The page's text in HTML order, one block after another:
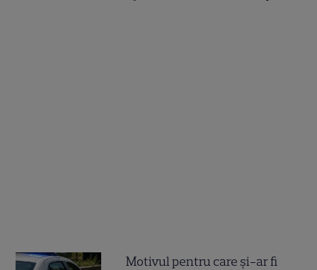
Motivul pentru care și-ar fi